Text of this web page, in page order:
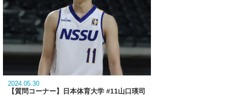
2024.05.30
【質問コーナー】日本体育大学 #11山口瑛司